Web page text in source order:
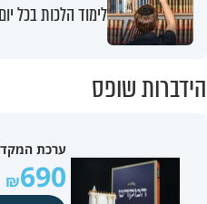
לימוד הלכות בכל יום
הידברות שופס
ערכת
690